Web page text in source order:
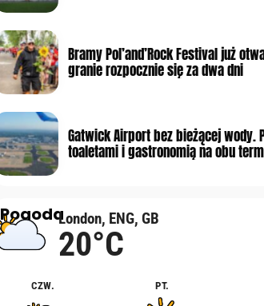
Bramy Pol’and’Rock Festival już
granie rozpocznie się za dwa dni
Gatwick Airport bez bieżącej wody.
toaletami i gastronomią na obu
PogodaLondon, ENG, GB
20°C
CZW. PT.